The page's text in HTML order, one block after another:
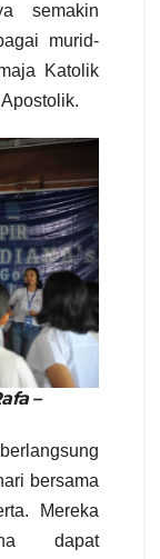
semakin
murid-
Katolik
–
bersama
Mereka
dapat